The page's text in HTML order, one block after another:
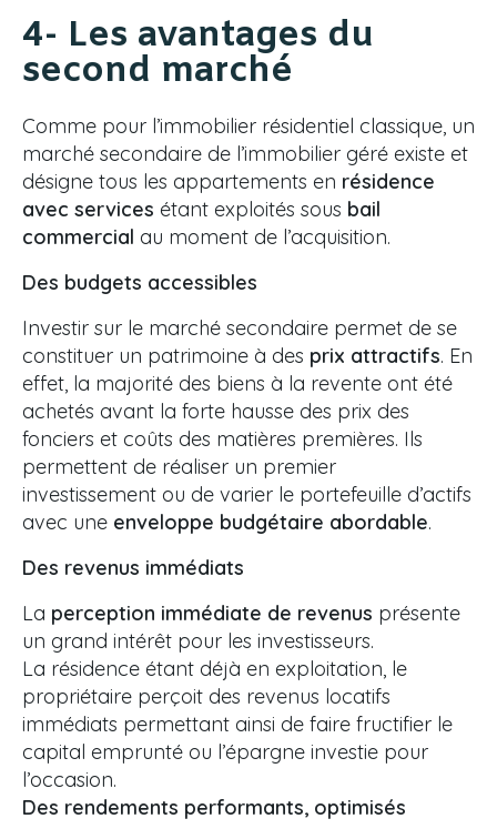
4- Les avantages du
second marché
Comme pour l’immobilier résidentiel classique, un
marché secondaire de l’immobilier géré existe et
désigne tous les appartements en résidence
avec services étant exploités sous bail
commercial au moment de l’acquisition.
Des budgets accessibles
Investir sur le marché secondaire permet de se
constituer un patrimoine à des prix attractifs. En
effet, la majorité des biens à la revente ont été
achetés avant la forte hausse des prix des
fonciers et coûts des matières premières. Ils
permettent de réaliser un premier
investissement ou de varier le portefeuille d’actifs
avec une enveloppe budgétaire abordable.
Des revenus immédiats
La perception immédiate de revenus présente
un grand intérêt pour les investisseurs.
La résidence étant déjà en exploitation, le
propriétaire perçoit des revenus locatifs
immédiats permettant ainsi de faire fructifier le
capital emprunté ou l’épargne investie pour
l’occasion.
Des rendements performants, optimisés